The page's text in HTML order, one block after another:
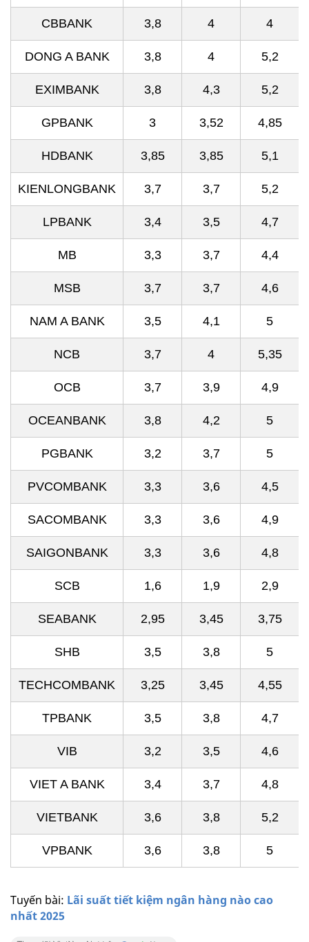
Tuyến bài: Lãi suất tiết kiệm ngân hàng nào cao
nhất 2025
CBBANK 3,8 4 4
DONG A BANK 3,8 4 5,2
EXIMBANK 3,8 4,3 5,2
GPBANK 3 3,52 4,85
HDBANK 3,85 3,85 5,1
KIENLONGBANK 3,7 3,7 5,2
LPBANK 3,4 3,5 4,7
MB 3,3 3,7 4,4
MSB 3,7 3,7 4,6
NAM A BANK 3,5 4,1 5
NCB 3,7 4 5,35
OCB 3,7 3,9 4,9
OCEANBANK 3,8 4,2 5
PGBANK 3,2 3,7 5
PVCOMBANK 3,3 3,6 4,5
SACOMBANK 3,3 3,6 4,9
SAIGONBANK 3,3 3,6 4,8
SCB 1,6 1,9 2,9
SEABANK 2,95 3,45 3,75
SHB 3,5 3,8 5
TECHCOMBANK 3,25 3,45 4,55
TPBANK 3,5 3,8 4,7
VIB 3,2 3,5 4,6
VIET A BANK 3,4 3,7 4,8
VIETBANK 3,6 3,8 5,2
VPBANK 3,6 3,8 5